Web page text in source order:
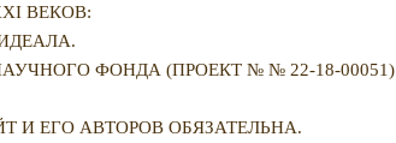
ВЕКОВ:
ФОНДА (ПРОЕКТ № № 22-18-00051)
И ЕГО АВТОРОВ ОБЯЗАТЕЛЬНА.